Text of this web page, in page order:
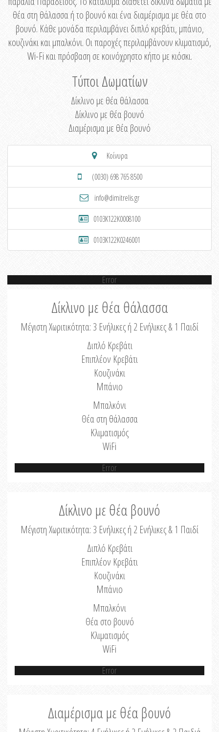
θέα στη θάλασσα ή το βουνό και ένα διαμέρισμα με θέα στο
βουνό. Κάθε μονάδα περιλαμβάνει διπλό κρεβάτι, μπάνιο,
κουζινάκι και μπαλκόνι. Οι παροχές περιλαμβάνουν κλιματισμό,
Wi-Fi και πρόσβαση σε κοινόχρηστο κήπο με κιόσκι.
Τύποι Δωματίων
Δίκλινο με θέα θάλασσα
Δίκλινο με θέα βουνό
Διαμέρισμα με θέα βουνό
Κοίνυρα
(0030) 698 765 8500
info@dimitrelis.gr
0103K122K0008100
0103K122K0246001
Error
Δίκλινο με θέα θάλασσα
Μέγιστη Χωριτικότητα: 3 Ενήλικες ή 2 Ενήλικες & 1 Παιδί
Διπλό Κρεβάτι
Επιπλέον Κρεβάτι
Κουζινάκι
Μπάνιο
Μπαλκόνι
Θέα στη θάλασσα
Κλιματισμός
WiFi
Error
Δίκλινο με θέα βουνό
Μέγιστη Χωριτικότητα: 3 Ενήλικες ή 2 Ενήλικες & 1 Παιδί
Διπλό Κρεβάτι
Επιπλέον Κρεβάτι
Κουζινάκι
Μπάνιο
Μπαλκόνι
Θέα στο βουνό
Κλιματισμός
WiFi
Error
Διαμέρισμα με θέα βουνό